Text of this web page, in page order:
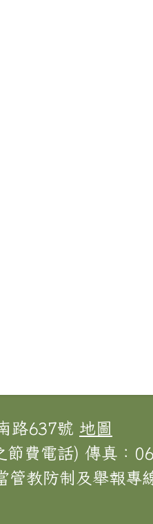
路637號 地圖
費電話) 傳真：
教防制及舉報專